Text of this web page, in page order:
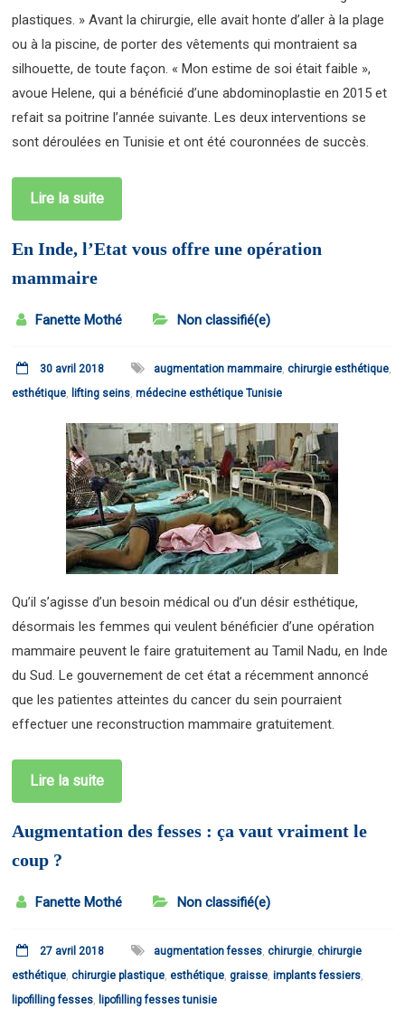
plastiques. » Avant la chirurgie, elle avait honte d’aller à la plage
ou à la piscine, de porter des vêtements qui montraient sa
silhouette, de toute façon. « Mon estime de soi était faible »,
avoue Helene, qui a bénéficié d’une abdominoplastie en 2015 et
refait sa poitrine l’année suivante. Les deux interventions se
sont déroulées en Tunisie et ont été couronnées de succès.
Lire la suite
En Inde, l’Etat vous offre une opération
mammaire
Fanette Mothé Non classifié(e)
30 avril 2018 augmentation mammaire,chirurgie esthétique,
esthétique, lifting seins,médecine esthétique Tunisie
Qu’il s’agisse d’un besoin médical ou d’un désir esthétique,
désormais les femmes qui veulent bénéficier d’une opération
mammaire peuvent le faire gratuitement au Tamil Nadu, en Inde
du Sud. Le gouvernement de cet état a récemment annoncé
que les patientes atteintes du cancer du sein pourraient
effectuer une reconstruction mammaire gratuitement.
Lire la suite
Augmentation des fesses : ça vaut vraiment le
coup ?
Fanette Mothé Non classifié(e)
27 avril 2018 augmentation fesses,chirurgie,chirurgie
esthétique,chirurgie plastique,esthétique,graisse, implants fessiers,
lipofilling fesses, lipofilling fesses tunisie